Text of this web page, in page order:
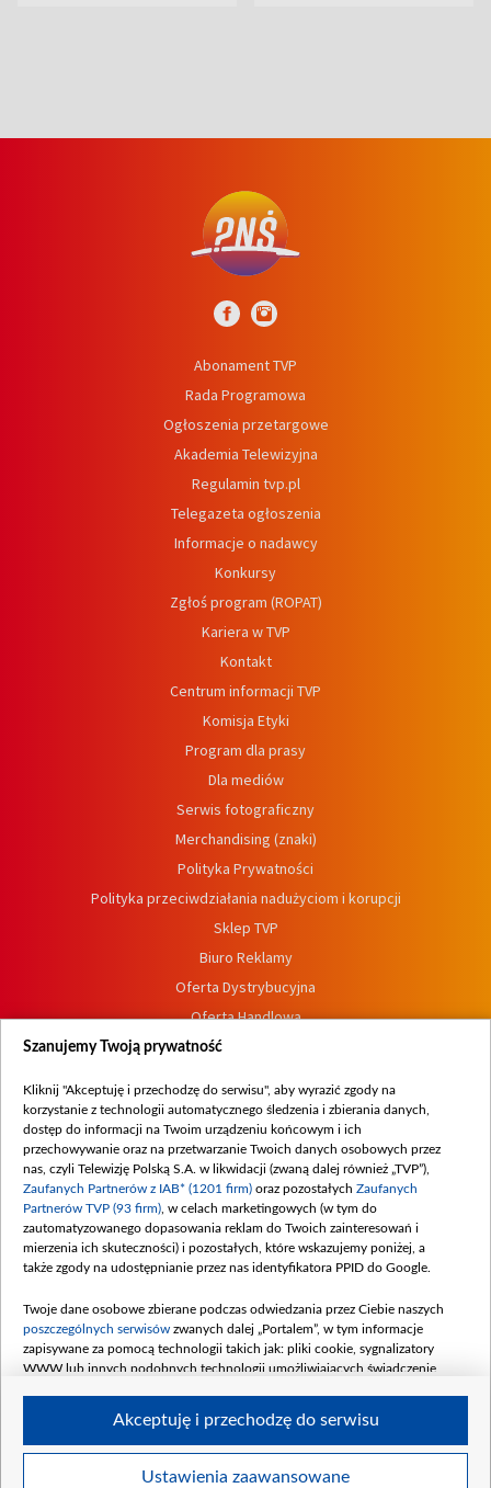
Abonament TVP
Rada Programowa
Ogłoszenia przetargowe
Akademia Telewizyjna
Regulamin tvp.pl
Telegazeta ogłoszenia
Informacje o nadawcy
Konkursy
Zgłoś program (ROPAT)
Kariera w TVP
Kontakt
Centrum informacji TVP
Komisja Etyki
Program dla prasy
Dla mediów
Serwis fotograficzny
Merchandising (znaki)
Polityka Prywatności
Polityka przeciwdziałania nadużyciom i korupcji
Sklep TVP
Biuro Reklamy
Oferta Dystrybucyjna
Oferta Handlowa
Dostępność
Procedura zgłoszeń wewnętrznych
Szanujemy Twoją prywatność
Kliknij "Akceptuję i przechodzę do serwisu", aby wyrazić zgody na
korzystanie z technologii automatycznego śledzenia i zbierania danych,
dostęp do informacji na Twoim urządzeniu końcowym i ich
przechowywanie oraz na przetwarzanie Twoich danych osobowych przez
nas, czyli Telewizję Polską S.A. w likwidacji (zwaną dalej również „TVP”),
Zaufanych Partnerów z IAB* (1201 firm) oraz pozostałych Zaufanych
Partnerów TVP (93 firm) , w celach marketingowych (w tym do
zautomatyzowanego dopasowania reklam do Twoich zainteresowań i
mierzenia ich skuteczności) i pozostałych, które wskazujemy poniżej, a
także zgody na udostępnianie przez nas identyfikatora PPID do Google.
Twoje dane osobowe zbierane podczas odwiedzania przez Ciebie naszych
poszczególnych serwisów zwanych dalej „Portalem”, w tym informacje
zapisywane za pomocą technologii takich jak: pliki cookie, sygnalizatory
WWW lub innych podobnych technologii umożliwiających świadczenie
Twoje dane osobowe zbierane podczas odwiedzania przez Ciebie
Ustawienia zaawansowane
Akceptuję i przechodzę do serwisu